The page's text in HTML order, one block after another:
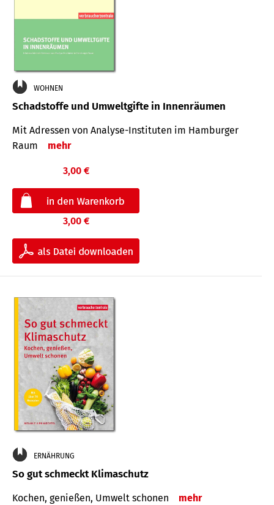
WOHNEN
Schadstoffe und Umweltgifte in Innenräumen
Mit Adressen von Analyse-Insti­tuten im Hamburger
Raum
mehr
3,00 €
3,00 €
ERNÄHRUNG
So gut schmeckt Klimaschutz
Kochen, genießen, Umwelt schonen mehr